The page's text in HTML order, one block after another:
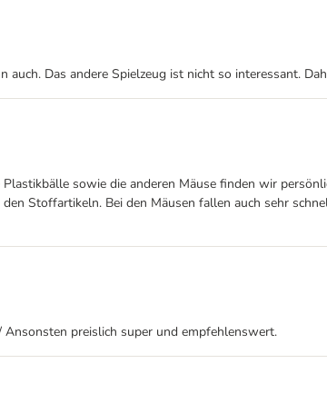
Das andere Spielzeug ist nicht so interessant.
sowie die anderen Mäuse finden wir
Stoffartikeln. Bei den Mäusen fallen auch sehr
preislich super und empfehlenswert.